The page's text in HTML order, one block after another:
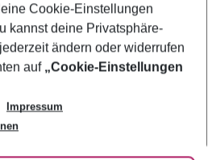
Cookie-Einstellungen
kannst deine Privatsphäre-
ändern oder widerrufen
auf „Cookie-Einstellungen
Impressum